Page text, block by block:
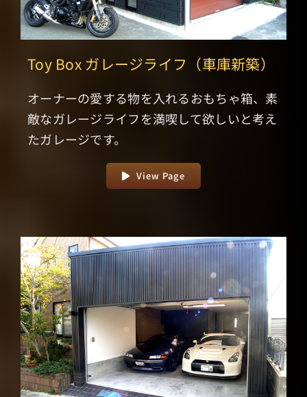
Toy Box ガレージライフ（車庫新築）
オーナーの愛する物を入れるおもちゃ箱、素
敵なガレージライフを満喫して欲しいと考え
たガレージです。
View Page